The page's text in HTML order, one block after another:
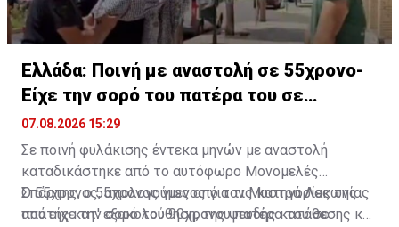
Ελλάδα: Ποινή με αναστολή σε 55χρονο-
Είχε την σορό του πατέρα του σε
καταψύκτη
07.08.2026 15:29
Σε ποινή φυλάκισης έντεκα μηνών με αναστολή
καταδικάστηκε από το αυτόφωρο Μονομελές
Σπάρτης, ο 55χρονος γιος από τον Μυστρά Λακωνίας
που είχε την σορό του 90χρονου πατέρα του σε
Ο 55χρονος, απολογούμενος για τις κατηγορίες της
απάτης κατ' εξακολούθηση, της ψευδής κατάθεσης και